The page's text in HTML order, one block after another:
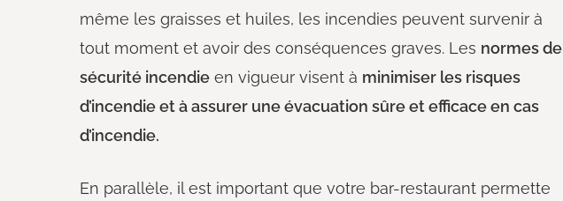
même les graisses et huiles, les incendies peuvent survenir à
tout moment et avoir des conséquences graves. Les normes de
sécurité incendie en vigueur visent à minimiser les risques
d’incendie et à assurer une évacuation sûre et efficace en cas
d’incendie.
En parallèle, il est important que votre bar-restaurant permette